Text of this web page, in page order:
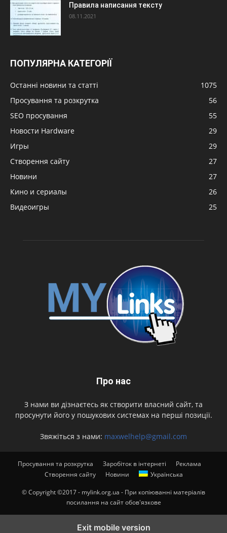
Правила написання тексту
08.11.2021
ПОПУЛЯРНА КАТЕГОРІЇ
Останні новини та статті
1075
Просування та розкрутка
56
SEO просування
55
Новости Hardware
29
Игры
29
Створення сайту
27
Новини
27
Кино и сериалы
26
Видеоигры
25
Про нас
З нами ви дізнаєтесь як створити власний сайт, та
просунути його у пошукових системах на перші позиції.
Звяжіться з нами: maxwelhelp@gmail.com
Просування та розкрутка Заробіток в інтернеті
Реклама
Створення сайту
Новини Українська
© Copyright ©2017 - mylink.org.ua - При копіюванні матеріалів
посилання на сайт обов'язкове
Exit mobile version